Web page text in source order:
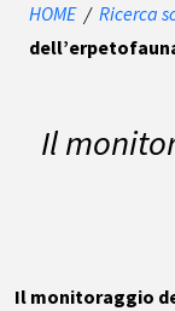
HOME / Ricerca
Il
Il monitoraggio